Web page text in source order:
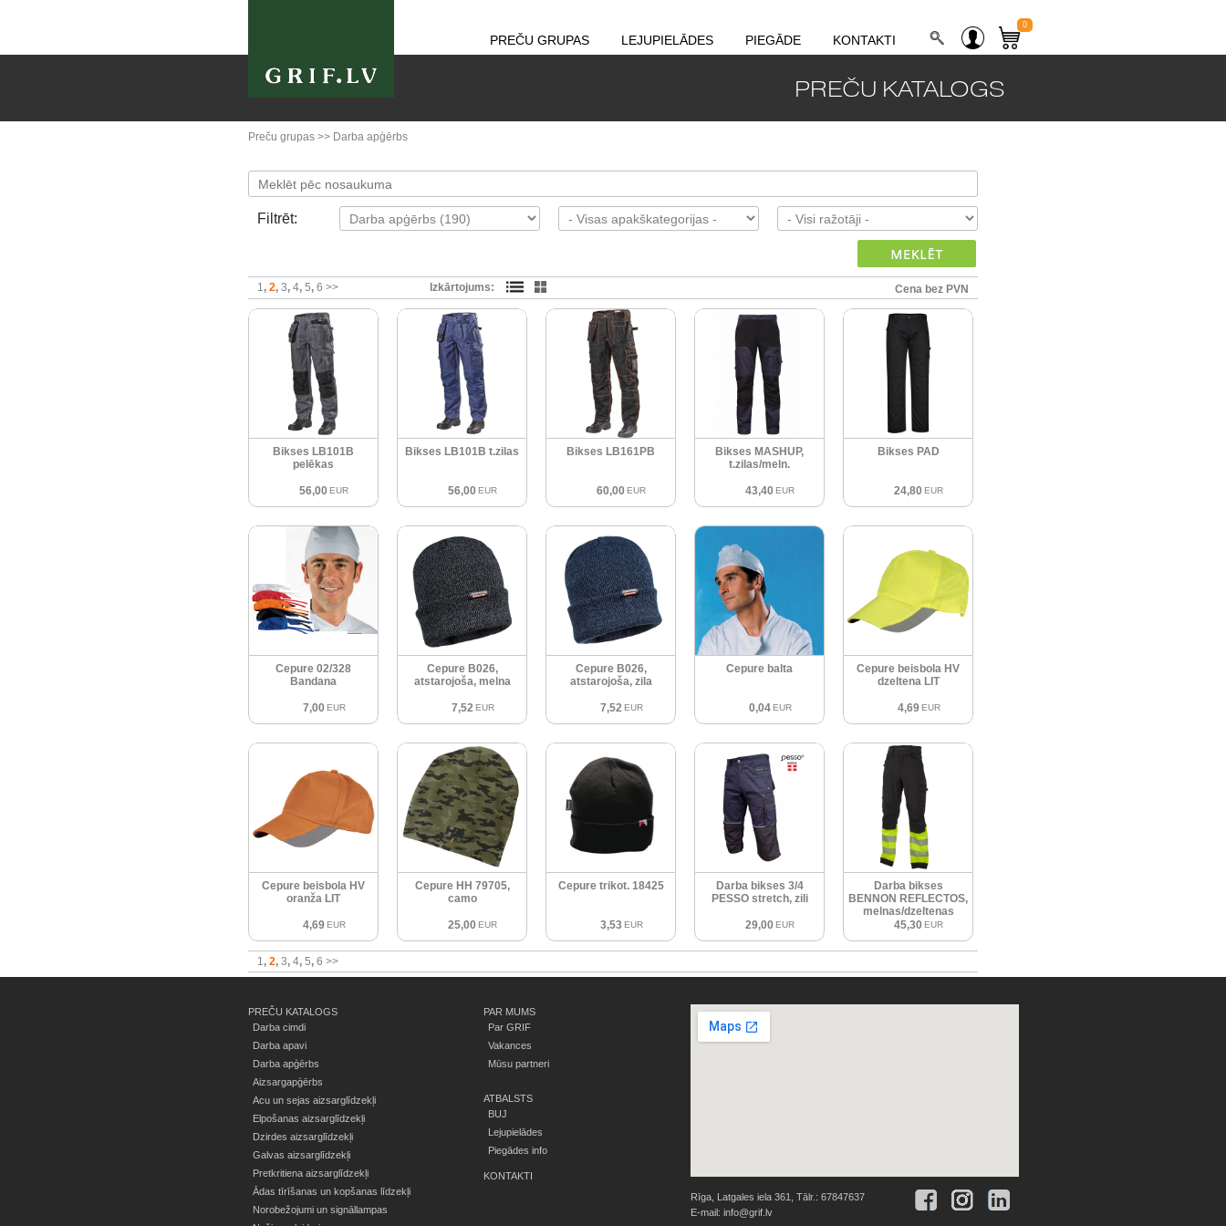
PREČU GRUPAS LEJUPIELĀDES PIEGĀDE KONTAKTI
0
PREČU KATALOGS
Preču grupas >> Darba apģērbs
Filtrēt:
1 2 3 4 5 6 >> Izkārtojums:
Bikses LB101B
pelēkas
56,00 EUR
Bikses LB101B t.zilas
56,00 EUR
Bikses LB161PB
60,00 EUR
Bikses MASHUP,
t.zilas/meln.
43,40 EUR
Bikses PAD
24,80 EUR
Cepure 02/328
Bandana
7,00 EUR
Cepure B026,
atstarojoša, melna
7,52 EUR
Cepure B026,
atstarojoša, zila
7,52 EUR
Cepure balta
0,04 EUR
Cepure beisbola HV
dzeltena LIT
4,69 EUR
Cepure beisbola HV
oranža LIT
4,69 EUR
Cepure HH 79705,
camo
25,00 EUR
Cepure trikot. 18425
3,53 EUR
Darba bikses 3/4
PESSO stretch, zili
29,00 EUR
Darba bikses
BENNON REFLECTOS,
melnas/dzeltenas
45,30 EUR
1 2 3 4 5 6 >>
PREČU KATALOGS
Darba cimdi
Darba apavi
Darba apģērbs
Aizsargapģērbs
Acu un sejas aizsarglīdzekļi
Elpošanas aizsarglīdzekļi
Dzirdes aizsarglīdzekļi
Galvas aizsarglīdzekļi
Pretkritiena aizsarglīdzekļi
Ādas tīrīšanas un kopšanas līdzekļi
Norobežojumi un signāllampas
PAR MUMS
Par GRIF
Vakances
Mūsu partneri
ATBALSTS
BUJ
Lejupielādes
Piegādes info
KONTAKTI
Rīga, Latgales iela 361, Tālr.: 67847637
E-mail: info@grif.lv